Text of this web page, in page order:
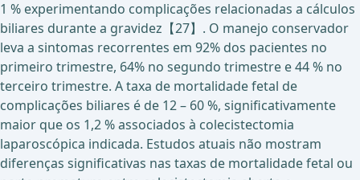
1 % experimentando complicações relacionadas a cálculos
biliares durante a gravidez【27】. O manejo conservador
leva a sintomas recorrentes em 92% dos pacientes no
primeiro trimestre, 64% no segundo trimestre e 44 % no
terceiro trimestre. A taxa de mortalidade fetal de
complicações biliares é de 12 – 60 %, significativamente
maior que os 1,2 % associados à colecistectomia
laparoscópica indicada. Estudos atuais não mostram
diferenças significativas nas taxas de mortalidade fetal ou